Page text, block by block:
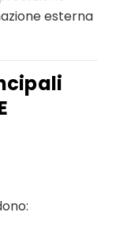
esterna